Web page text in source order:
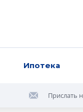
Ипотека
Прислать